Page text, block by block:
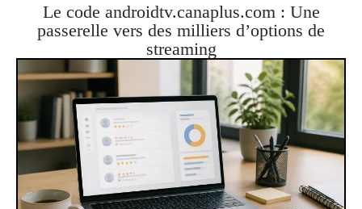
Le code androidtv.canaplus.com : Une
passerelle vers des milliers d’options de
streaming